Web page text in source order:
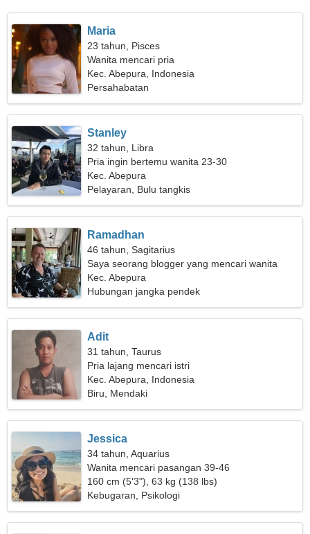
Maria
23 tahun, Pisces
Wanita mencari pria
Kec. Abepura, Indonesia
Persahabatan
Stanley
32 tahun, Libra
Pria ingin bertemu wanita 23-30
Kec. Abepura
Pelayaran, Bulu tangkis
Ramadhan
46 tahun, Sagitarius
Saya seorang blogger yang mencari wanita
idaman
Kec. Abepura
Hubungan jangka pendek
Adit
31 tahun, Taurus
Pria lajang mencari istri
Kec. Abepura, Indonesia
Biru, Mendaki
Jessica
34 tahun, Aquarius
Wanita mencari pasangan 39-46
160 cm (5'3"), 63 kg (138 lbs)
Kebugaran, Psikologi